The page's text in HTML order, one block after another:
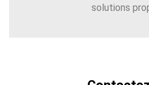
solutions